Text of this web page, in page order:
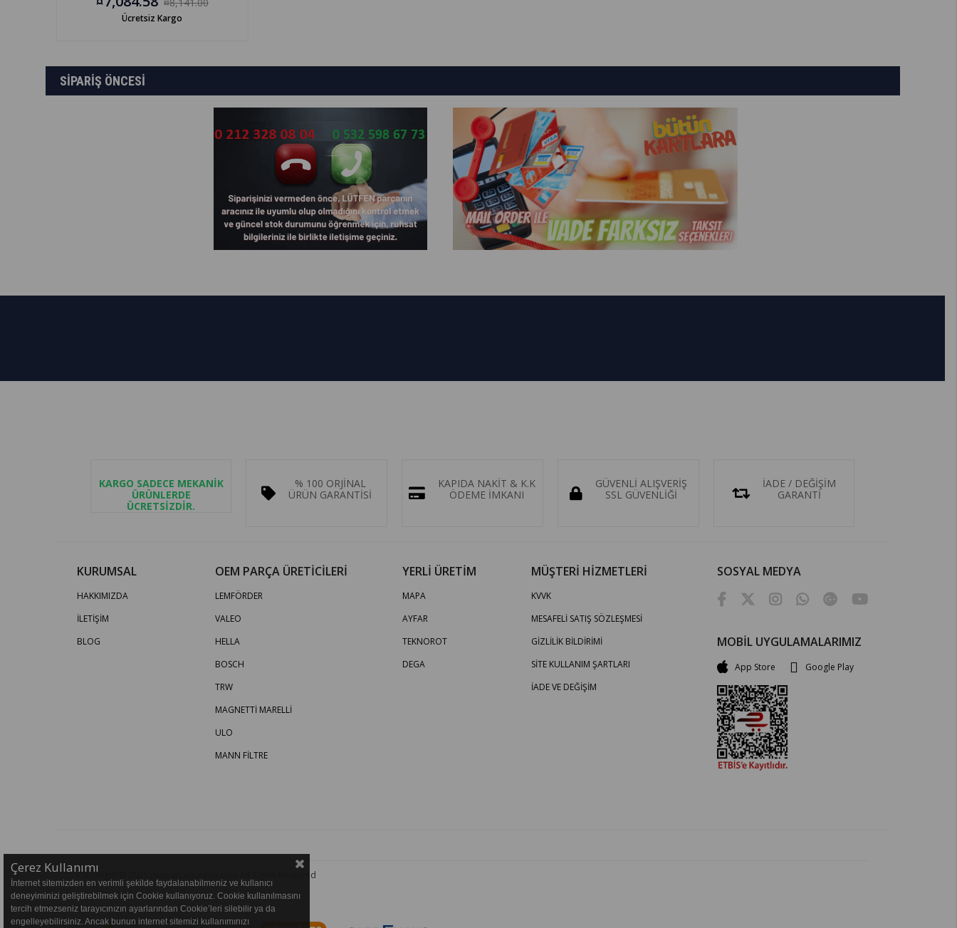
Ücretsiz Kargo
SİPARİŞ ÖNCESİ
KARGO SADECE MEKANİK
ÜRÜNLERDE
ÜCRETSİZDİR.
% 100 ORJİNAL
ÜRÜN GARANTİSİ
KAPIDA NAKİT & K.K
ÖDEME İMKANI
GÜVENLİ ALIŞVERİŞ
SSL GÜVENLİĞİ
İADE / DEĞİŞİM
GARANTİ
KURUMSAL
HAKKIMIZDA
İLETİŞİM
BLOG
OEM PARÇA ÜRETİCİLERİ
LEMFÖRDER
VALEO
HELLA
BOSCH
TRW
MAGNETTİ MARELLİ
ULO
MANN FİLTRE
YERLİ ÜRETİM
MAPA
AYFAR
TEKNOROT
DEGA
MÜŞTERİ HİZMETLERİ
KVVK
MESAFELİ SATIŞ SÖZLEŞMESİ
GİZLİLİK BİLDİRİMİ
SİTE KULLANIM ŞARTLARI
İADE VE DEĞİŞİM
SOSYAL MEDYA
MOBİL UYGULAMALARIMIZ
App Store Google Play
Copyright © 2021 otoparcaburada.com All Rights Reserved
Çerez Kullanımı
İnternet sitemizden en verimli şekilde faydalanabilmeniz ve kullanıcı
deneyiminizi geliştirebilmek için Cookie kullanıyoruz. Cookie kullanılmasını
tercih etmezseniz tarayıcınızın ayarlarından Cookie’leri silebilir ya da
engelleyebilirsiniz. Ancak bunun internet sitemizi kullanımınızı